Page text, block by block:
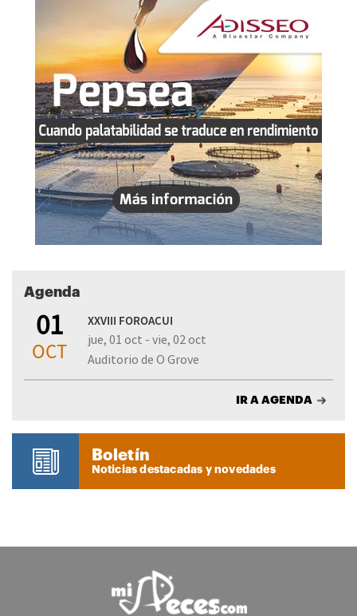
Agenda
01
OCT
XXVIII FOROACUI
jue, 01 oct - vie, 02 oct
Auditorio de O Grove
IR A AGENDA
Boletín
Noticias destacadas y novedades